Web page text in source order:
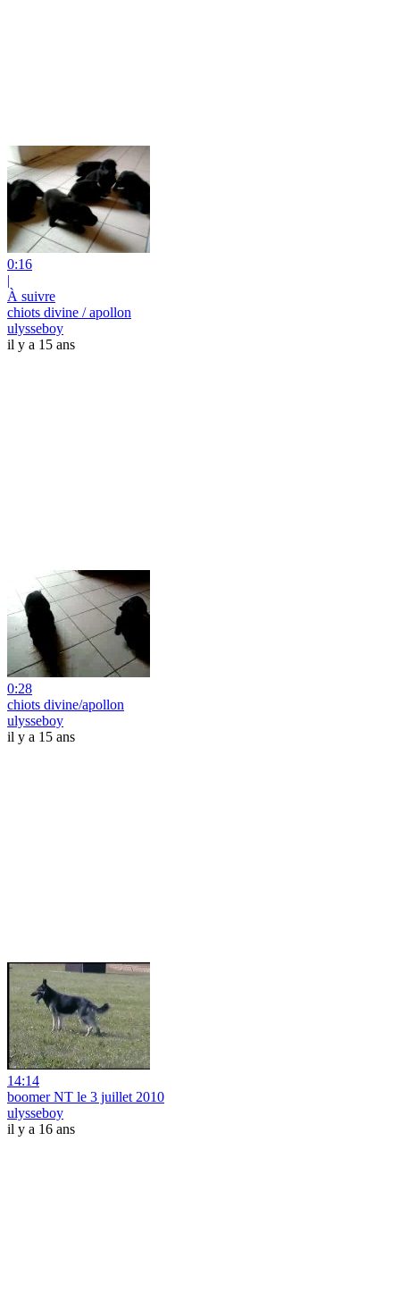
0:16
|
À suivre
chiots divine / apollon
ulysseboy
il y a 15 ans
0:28
chiots divine/apollon
ulysseboy
il y a 15 ans
14:14
boomer NT le 3 juillet 2010
ulysseboy
il y a 16 ans